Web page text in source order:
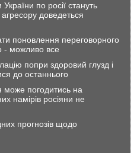
по росії стануть
доведеться
поновлення переговорного
- можливо все
попри здоровий глузд і
до останнього
може погодитись на
намірів росіяни не
прогнозів щодо